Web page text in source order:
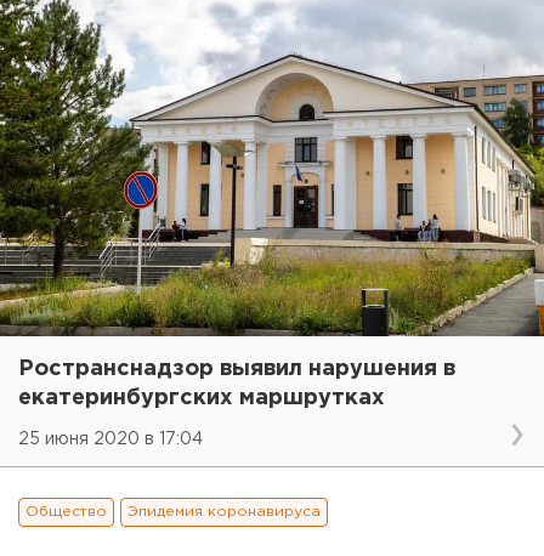
Ространснадзор выявил нарушения в
екатеринбургских маршрутках
25 июня 2020 в 17:04
Общество Эпидемия коронавируса